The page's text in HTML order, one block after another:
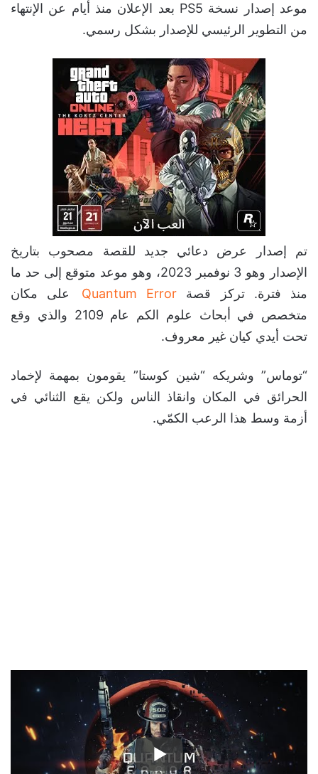
موعد إصدار نسخة PS5 بعد الإعلان منذ أيام عن الإنتهاء
من التطوير الرئيسي للإصدار بشكل رسمي.
تم إصدار عرض دعائي جديد للقصة مصحوب بتاريخ
الإصدار وهو 3 نوفمبر 2023، وهو موعد متوقع إلى حد ما
منذ فترة. تركز قصة
على مكان
متخصص في أبحاث علوم الكم عام 2109 والذي وقع
تحت أيدي كيان غير معروف.
“توماس” وشريكه “شين كوستا” يقومون بمهمة لإخماد
الحرائق في المكان وانقاذ الناس ولكن يقع الثنائي في
أزمة وسط هذا الرعب الكمّي.